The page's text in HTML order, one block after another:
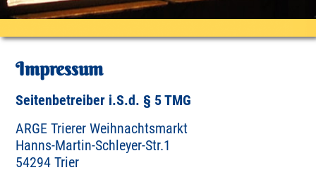
Impressum
Seitenbetreiber i.S.d. § 5 TMG
ARGE Trierer Weihnachtsmarkt
Hanns-Martin-Schleyer-Str.1
54294 Trier